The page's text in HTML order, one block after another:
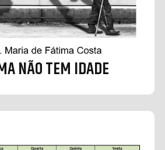
NÃO TEM IDADE